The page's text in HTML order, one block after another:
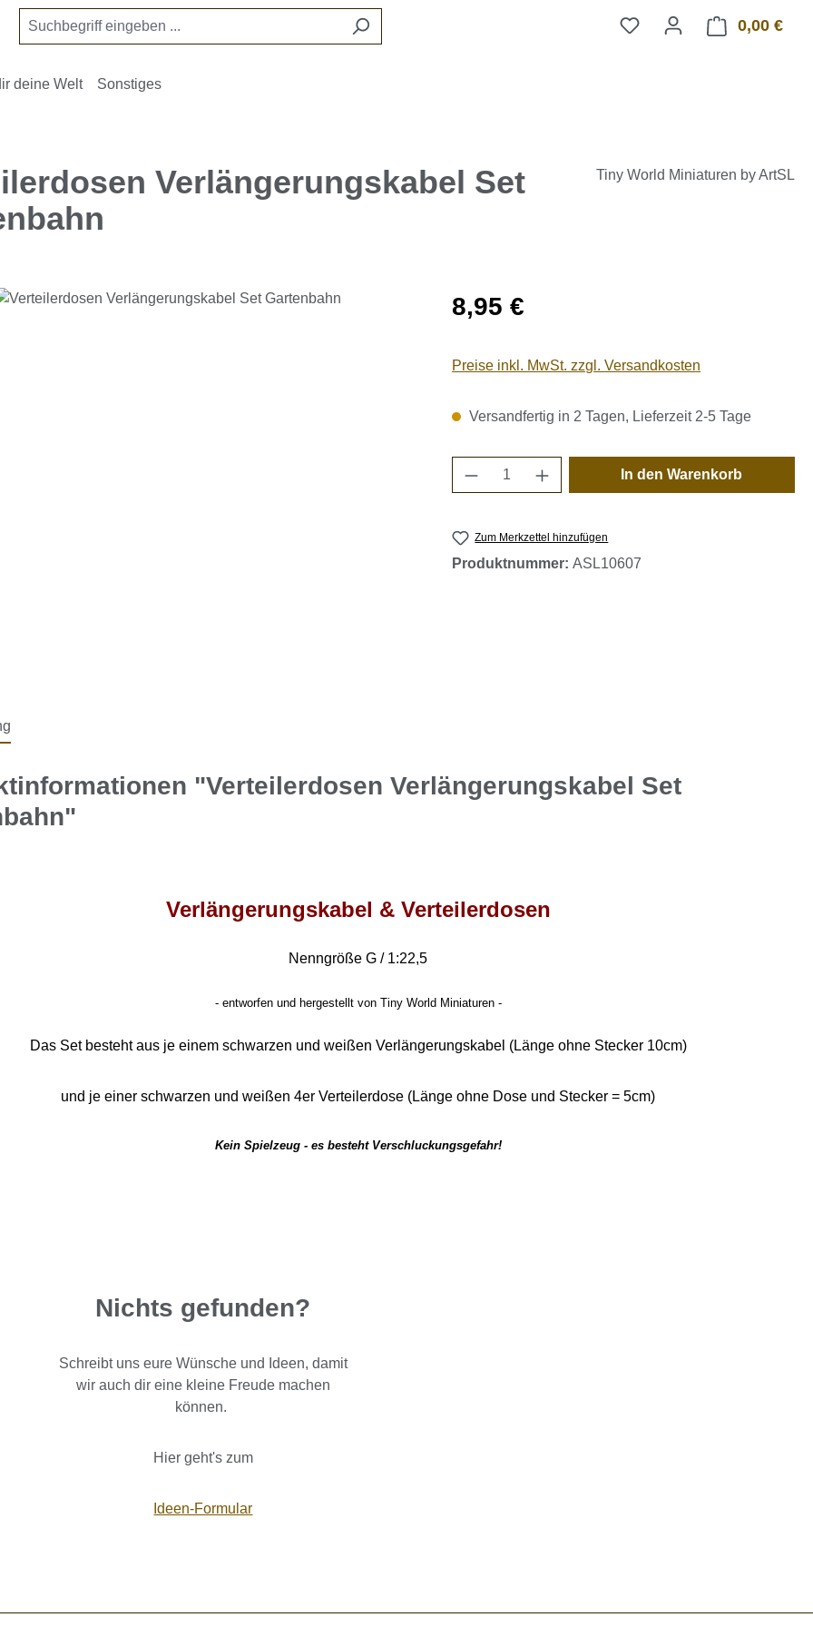
0,00 €
deine Welt Sonstiges
Verlängerungskabel Set
Tiny World Miniaturen by ArtSL
überspringen Regulärer Preis:
8,95 €
Preise inkl. MwSt. zzgl. Versandkosten
Versandfertig in 2 Tagen, Lieferzeit 2-5 Tage
Produkt Anzahl: Gib den
In den Warenkorb
Zum Merkzettel hinzufügen
Produktnummer:ASL10607
"Verteilerdosen Verlängerungskabel Set
Verlängerungskabel & Verteilerdosen
Nenngröße G / 1:22,5
- entworfen und hergestellt von Tiny World Miniaturen -
Das Set besteht aus je einem schwarzen und weißen Verlängerungskabel (Länge ohne Stecker 10cm)
und je einer schwarzen und weißen 4er Verteilerdose (Länge ohne Dose und Stecker = 5cm)
Kein Spielzeug - es besteht Verschluckungsgefahr!
Nichts gefunden?
Schreibt uns eure Wünsche und Ideen, damit
wir auch dir eine kleine Freude machen
können.
Hier geht's zum
Ideen-Formular